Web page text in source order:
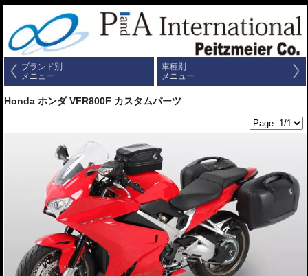
ブランド別
メニュー
車種別
メニュー
Honda ホンダ VFR800F カスタムパーツ